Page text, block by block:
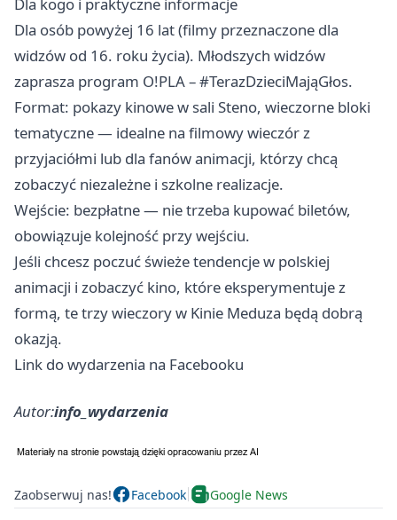
Dla osób powyżej 16 lat (filmy przeznaczone dla
widzów od 16. roku życia). Młodszych widzów
zaprasza program O!PLA – #TerazDzieciMająGłos.
Format: pokazy kinowe w sali Steno, wieczorne bloki
tematyczne — idealne na filmowy wieczór z
przyjaciółmi lub dla fanów animacji, którzy chcą
zobaczyć niezależne i szkolne realizacje.
Wejście: bezpłatne — nie trzeba kupować biletów,
obowiązuje kolejność przy wejściu.
Jeśli chcesz poczuć świeże tendencje w polskiej
animacji i zobaczyć kino, które eksperymentuje z
formą, te trzy wieczory w Kinie Meduza będą dobrą
okazją.
Link do wydarzenia na Facebooku
Autor:info_wydarzenia
Zaobserwuj nas! Facebook Google News